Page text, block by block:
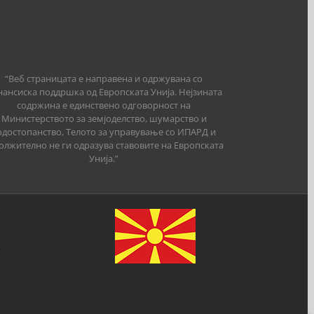
“Веб страницата е направена и одржувана со
поддршка од Европската Унија. Нејзината
содржина е единствено одговорност на
Министерството за земјоделство, шумарство и
Телото за управување со ИПАРД и
не ги одразува ставовите на Европската
Унија.”